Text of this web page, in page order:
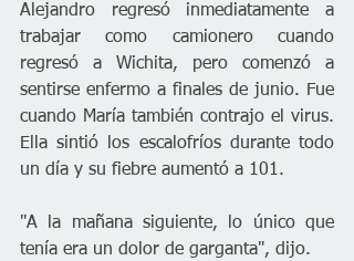
Alejandro regresó inmediatamente a
trabajar como camionero cuando
regresó a Wichita, pero comenzó a
sentirse enfermo a finales de junio. Fue
cuando María también contrajo el virus.
Ella sintió los escalofríos durante todo
un día y su fiebre aumentó a 101.
"A la mañana siguiente, lo único que
tenía era un dolor de garganta", dijo.